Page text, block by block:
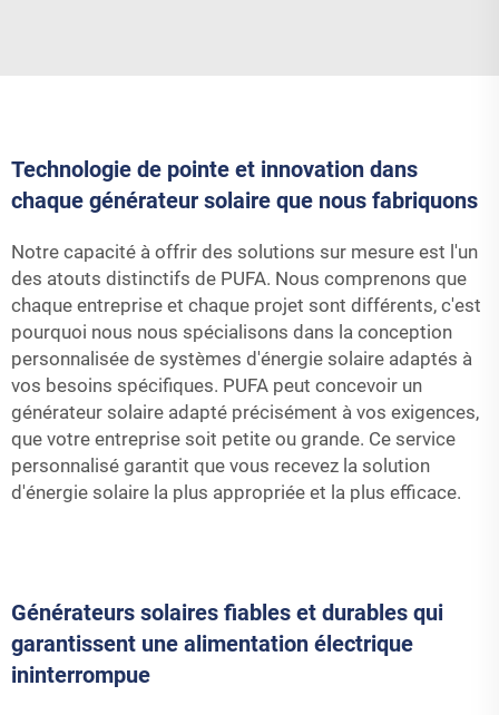
Technologie de pointe et innovation dans
chaque générateur solaire que nous fabriquons
Notre capacité à offrir des solutions sur mesure est l'un
des atouts distinctifs de PUFA. Nous comprenons que
chaque entreprise et chaque projet sont différents, c'est
pourquoi nous nous spécialisons dans la conception
personnalisée de systèmes d'énergie solaire adaptés à
vos besoins spécifiques. PUFA peut concevoir un
générateur solaire adapté précisément à vos exigences,
que votre entreprise soit petite ou grande. Ce service
personnalisé garantit que vous recevez la solution
d'énergie solaire la plus appropriée et la plus efficace.
Générateurs solaires fiables et durables qui
garantissent une alimentation électrique
ininterrompue